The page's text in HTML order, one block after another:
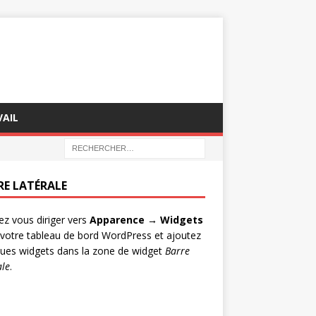
LATÉRALE
vous diriger vers Apparence → Widgets
tableau de bord WordPress et ajoutez
widgets dans la zone de widget Barre
.